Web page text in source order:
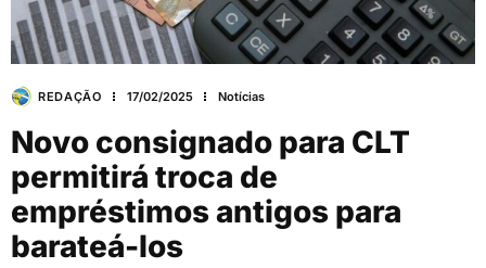
REDAÇÃO 17/02/2025 Notícias
Novo consignado para CLT
permitirá troca de
empréstimos antigos para
barateá-los